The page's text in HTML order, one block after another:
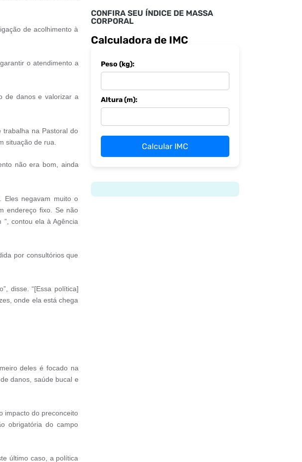
de acolhimento à
o atendimento a
de danos e valorizar a
trabalha na Pastoral do
situação de rua.
não era bom, ainda
Eles negavam muito o
endereço fixo. Se não
contou ela à Agência
por consultórios que
disse. “[Essa política]
onde ela está chega
deles é focado na
danos, saúde bucal e
impacto do preconceito
obrigatória do campo
último caso, a política
CONFIRA SEU ÍNDICE DE MASSA
CORPORAL
Calculadora de IMC
Peso (kg):
Altura (m):
Calcular IMC